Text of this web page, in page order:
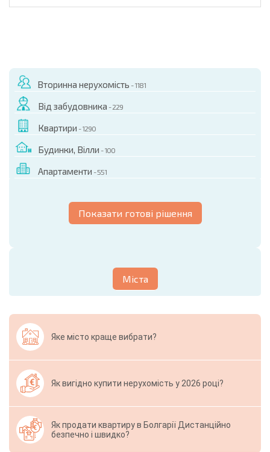
Вторинна нерухомість - 1181
Від забудовника - 229
Квартири - 1290
Будинки, Вілли - 100
Апартаменти - 551
Показати готові рішення
Міста
Яке місто краще вибрати?
Як вигідно купити нерухомість у 2026 році?
Як продати квартиру в Болгарії Дистанційно
безпечно і швидко?